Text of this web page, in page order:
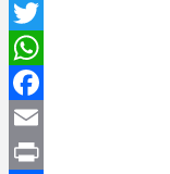
Copy
Link
Twitter
WhatsApp
Facebook
Email